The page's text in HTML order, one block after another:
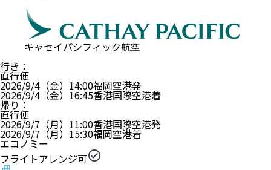
キャセイパシフィック航空
行き ：
直行便
2026/9/4（金） 14:00福岡空港発
2026/9/4（金） 16:45香港国際空港着
帰り ：
直行便
2026/9/7（月） 11:00香港国際空港発
2026/9/7（月） 15:30福岡空港着
エコノミー
フライトアレンジ可